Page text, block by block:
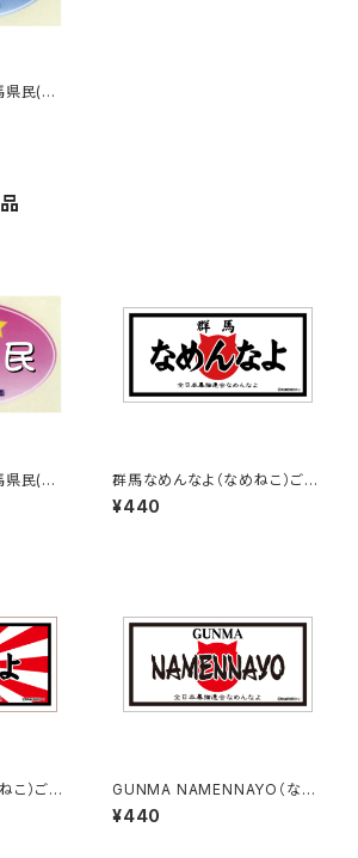
県民(ブ
県民(ピ
群馬なめんなよ（なめねこ）ご当
地ステッカー B-3
¥440
こ）ご当
GUNMA NAMENNAYO（なめ
ねこ）ご当地ステッカー B-5
¥440